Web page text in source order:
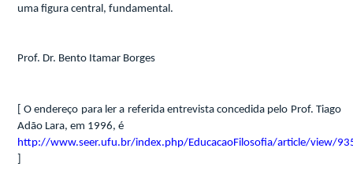
uma figura central, fundamental.
Prof. Dr. Bento Itamar Borges
[ O endereço para ler a referida entrevista concedida pelo Prof. Tiago
Adão Lara, em 1996, é
http://www.seer.ufu.br/index.php/EducacaoFilosofia/article/view/